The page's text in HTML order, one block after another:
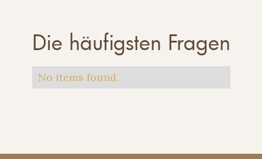
Die häufigsten Fragen
No items found.